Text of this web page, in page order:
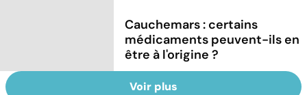
Cauchemars : certains
médicaments peuvent-ils en
être à l'origine ?
Voir plus